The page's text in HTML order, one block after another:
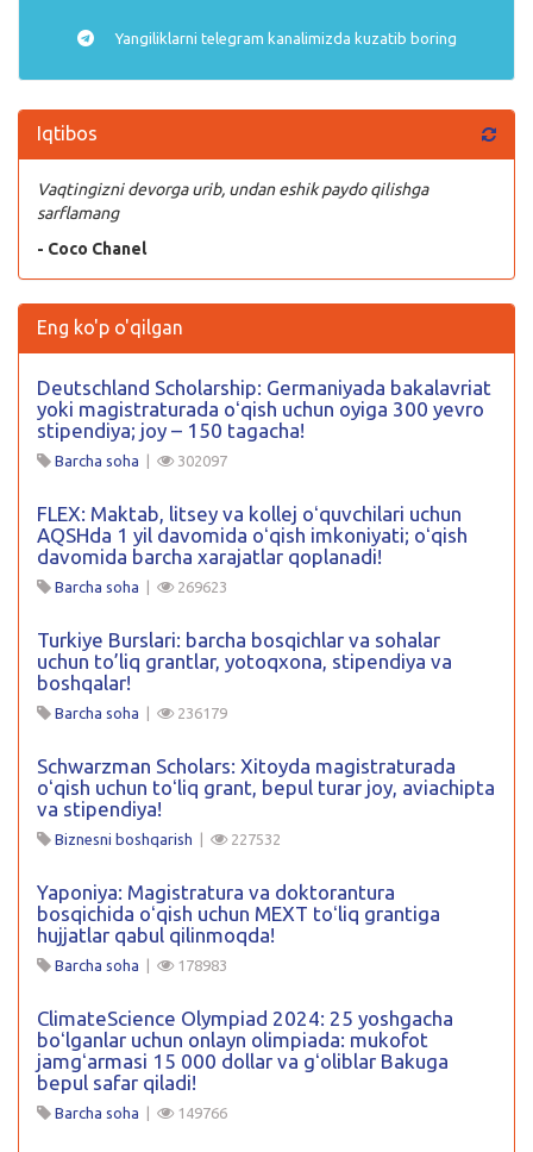
Yangiliklarni telegram kanalimizda kuzatib boring
Iqtibos
Vaqtingizni devorga urib, undan eshik paydo qilishga
sarflamang
- Coco Chanel
Eng ko'p o'qilgan
Deutschland Scholarship: Germaniyada bakalavriat
yoki magistraturada oʻqish uchun oyiga 300 yevro
stipendiya; joy – 150 tagacha!
Barcha soha | 302097
FLEX: Maktab, litsey va kollej oʻquvchilari uchun
AQSHda 1 yil davomida oʻqish imkoniyati; oʻqish
davomida barcha xarajatlar qoplanadi!
Barcha soha | 269623
Turkiye Burslari: barcha bosqichlar va sohalar
uchun to’liq grantlar, yotoqxona, stipendiya va
boshqalar!
Barcha soha | 236179
Schwarzman Scholars: Xitoyda magistraturada
oʻqish uchun toʻliq grant, bepul turar joy, aviachipta
va stipendiya!
Biznesni boshqarish | 227532
Yaponiya: Magistratura va doktorantura
bosqichida oʻqish uchun MEXT toʻliq grantiga
hujjatlar qabul qilinmoqda!
Barcha soha | 178983
ClimateScience Olympiad 2024: 25 yoshgacha
boʻlganlar uchun onlayn olimpiada: mukofot
jamgʻarmasi 15 000 dollar va gʻoliblar Bakuga
bepul safar qiladi!
Barcha soha | 149766